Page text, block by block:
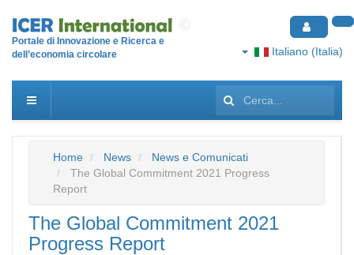
Portale di Innovazione e Ricerca e
dell’economia circolare
Italiano (Italia)
Cerca...
Home News
News e Comunicati
The Global Commitment 2021 Progress
Report
The Global Commitment 2021
Progress Report